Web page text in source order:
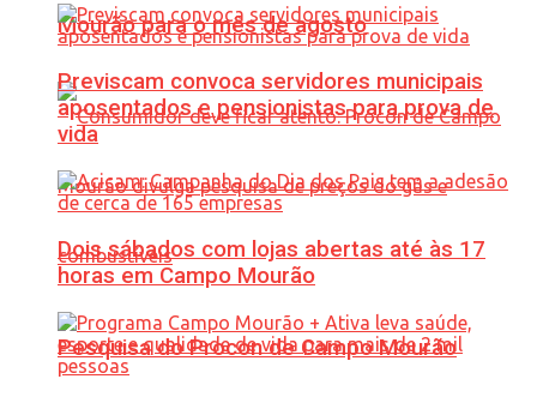
Mourão para o mês de agosto
Pesquisa do Procon de Campo Mourão
Previscam convoca servidores municipais
aposentados e pensionistas para prova de
vida
Dois sábados com lojas abertas até às 17
horas em Campo Mourão